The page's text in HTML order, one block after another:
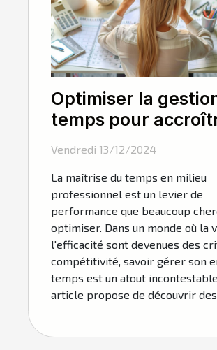
Optimiser la
temps pour
Vendredi 13/12/2024
La maîtrise du temps en milieu
professionnel est un levier de
performance que beaucoup
optimiser. Dans un monde où la
l'efficacité sont devenues des
compétitivité, savoir gérer son
temps est un atout
article propose de découvrir des...